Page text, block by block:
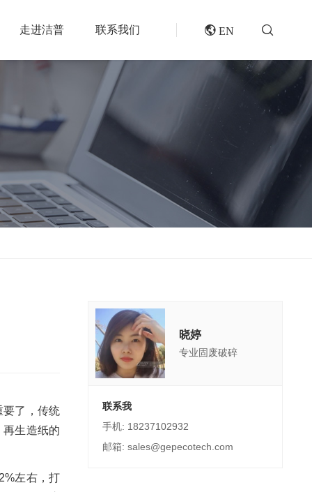
封闭式破碎系统
废轮胎热解系统
橡胶破胶机组
分选分离设备
滚筒筛
磁选机
涡电流分选机
专题报道
风电叶片回收处理方案及核心设备
垃圾衍生燃料RDF/SRF生产线系统
再生资源绿色分拣中心的建设规划和设备选择
水泥窑协同处置固废预处理系统
郑州市中原区生活垃圾分拣中心项目
建筑,装修,大件垃圾三位一体联合处置
走进洁普 联系我们  EN
要了，传统
生造纸的
左右，打
晓婷
专业固废破碎
联系我
手机: 18237102932
邮箱: sales@gepecotech.com